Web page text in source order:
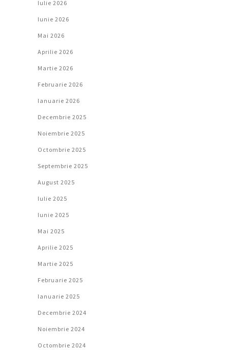
Iulie 2026
Iunie 2026
Mai 2026
Aprilie 2026
Martie 2026
Februarie 2026
Ianuarie 2026
Decembrie 2025
Noiembrie 2025
Octombrie 2025
Septembrie 2025
August 2025
Iulie 2025
Iunie 2025
Mai 2025
Aprilie 2025
Martie 2025
Februarie 2025
Ianuarie 2025
Decembrie 2024
Noiembrie 2024
Octombrie 2024